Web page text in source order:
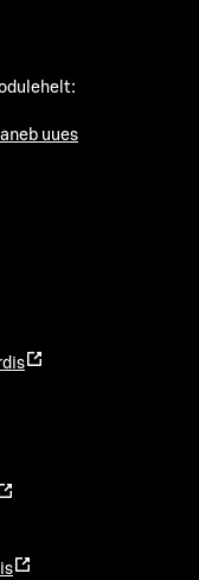
uues